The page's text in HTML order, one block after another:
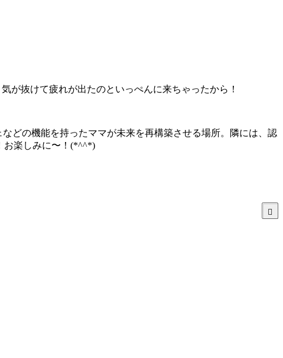
が抜けて疲れが出たのといっぺんに来ちゃったから！
どの機能を持ったママが未来を再構築させる場所。隣には、認
お楽しみに〜！(*^^*)